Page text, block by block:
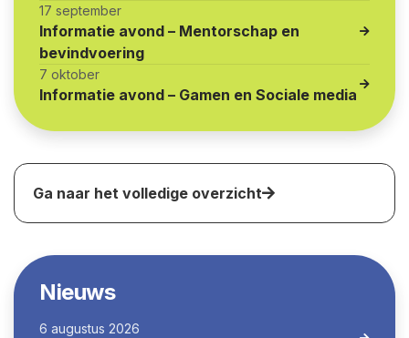
17 september
Informatie avond – Mentorschap en
bevindvoering
7 oktober
Informatie avond – Gamen en Sociale media
Ga naar het volledige overzicht
Nieuws
6 augustus 2026